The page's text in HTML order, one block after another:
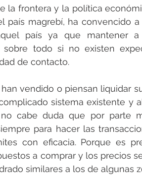
la frontera y la política
país magrebí, ha convencido
país ya que mantener
sobre todo si no existen
de contacto.
vendido o piensan liquidar
sistema existente y
cabe duda que por parte
para hacer las
con eficacia. Porque es
a comprar y los precios
similares a los de algunas